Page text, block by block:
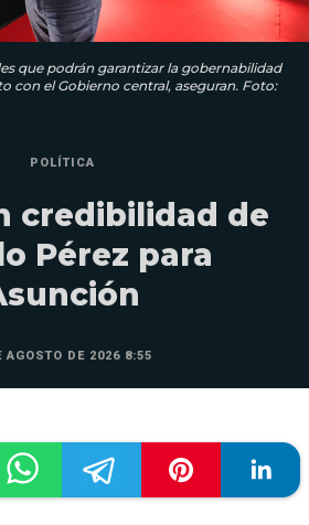
que podrán garantizar la gobernabilidad
con el Gobierno central, aseguran. Foto:
POLÍTICA
credibilidad de
Pérez para
AGOSTO DE 2026 8:55